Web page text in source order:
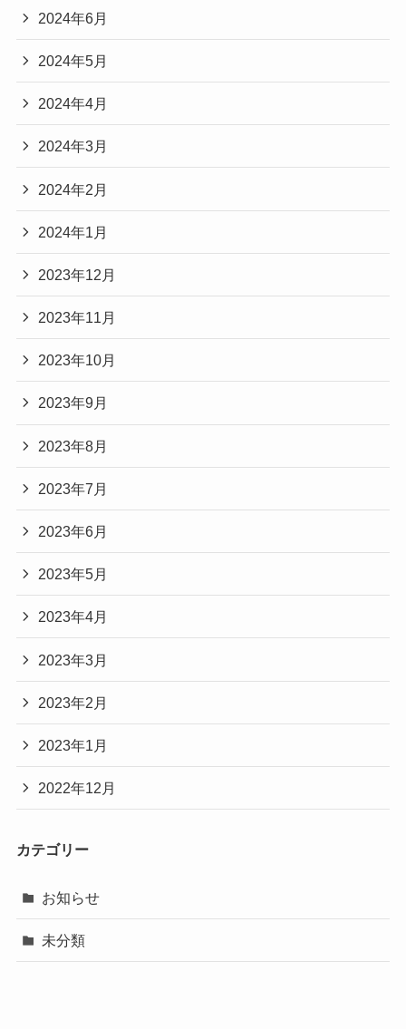
2024年6月
2024年5月
2024年4月
2024年3月
2024年2月
2024年1月
2023年12月
2023年11月
2023年10月
2023年9月
2023年8月
2023年7月
2023年6月
2023年5月
2023年4月
2023年3月
2023年2月
2023年1月
2022年12月
カテゴリー
お知らせ
未分類